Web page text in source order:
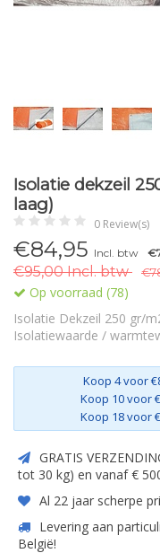
Isolatie dekzeil
laag)
0 Review(s)
€84,95 Incl. btw
€95,00 Incl. btw
Op voorraad (78)
Isolatie Dekzeil 250 gr/
Isolatiewaarde /
Koop 4 voor
Koop 10 voor
Koop 18 voor
GRATIS
tot 30 kg) en vanaf €
Al 22 jaar scherpe
Levering aan
België!